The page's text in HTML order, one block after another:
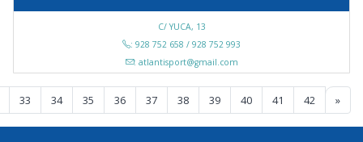
C/ YUCA, 13
: 928 752 658 / 928 752 993
: atlantisport@gmail.com
33 34 35 36 37 38 39 40 41 42 »